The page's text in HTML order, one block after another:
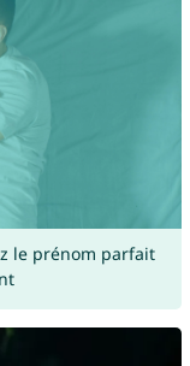
le prénom parfait